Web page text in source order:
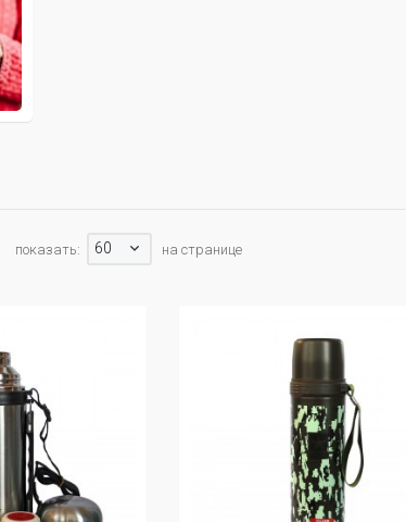
показать: 60 на странице